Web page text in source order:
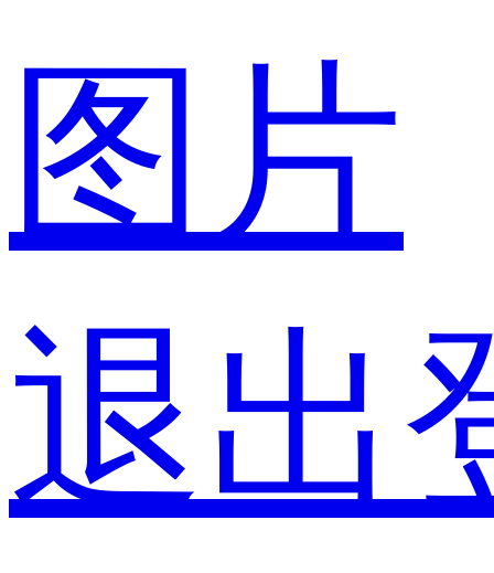
图片
退出